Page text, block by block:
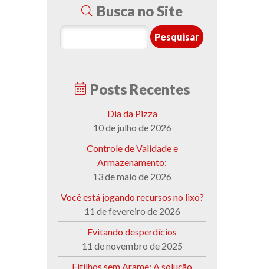
Busca no Site
Posts Recentes
Dia da Pizza
10 de julho de 2026
Controle de Validade e
Armazenamento:
13 de maio de 2026
Você está jogando recursos no lixo?
11 de fevereiro de 2026
Evitando desperdícios
11 de novembro de 2025
Fitilhos sem Arame: A solução